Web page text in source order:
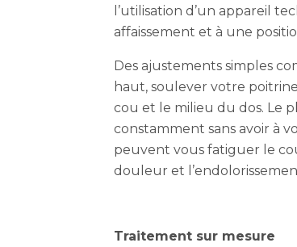
l’utilisation d’un appareil
affaissement et à une
Des ajustements simples
haut, soulever votre
cou et le milieu du dos. Le
constamment sans avoir à
peuvent vous fatiguer le
douleur et
Traitement sur mesure